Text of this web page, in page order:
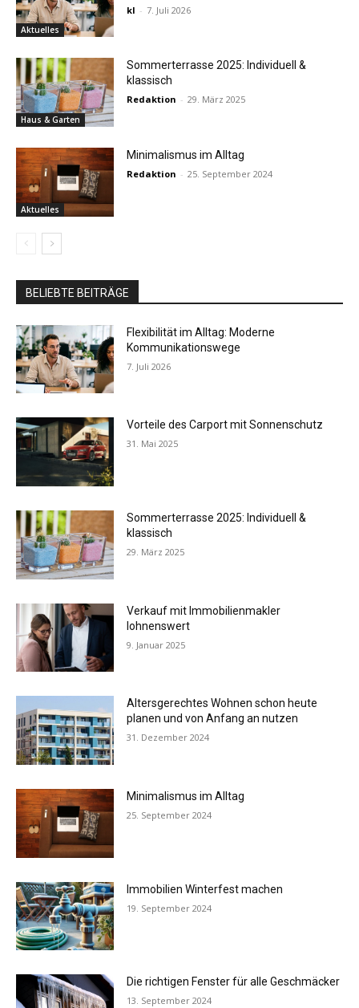
Aktuelles
kl - 7. Juli 2026
Haus & Garten
Sommerterrasse 2025: Individuell &
klassisch
Redaktion - 29. März 2025
Aktuelles
Minimalismus im Alltag
Redaktion - 25. September 2024
BELIEBTE BEITRÄGE
Flexibilität im Alltag: Moderne
Kommunikationswege
7. Juli 2026
Vorteile des Carport mit Sonnenschutz
31. Mai 2025
Sommerterrasse 2025: Individuell &
klassisch
29. März 2025
Verkauf mit Immobilienmakler
lohnenswert
9. Januar 2025
Altersgerechtes Wohnen schon heute
planen und von Anfang an nutzen
31. Dezember 2024
Minimalismus im Alltag
25. September 2024
Immobilien Winterfest machen
19. September 2024
Die richtigen Fenster für alle Geschmäcker
13. September 2024